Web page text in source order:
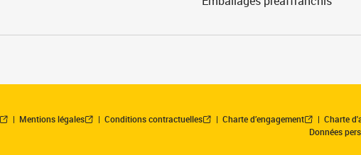
Mentions légales Conditions contractuelles Charte d’engagement Charte
Données